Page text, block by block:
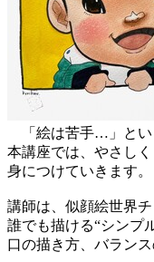
「絵は苦手…」とい
本講座では、やさし
身につけていきます。
講師は、似顔絵世界チ
誰でも描ける“シンプ
口の描き方、バラン